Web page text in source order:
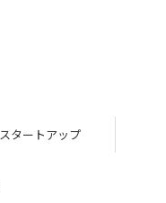
スタートアップ